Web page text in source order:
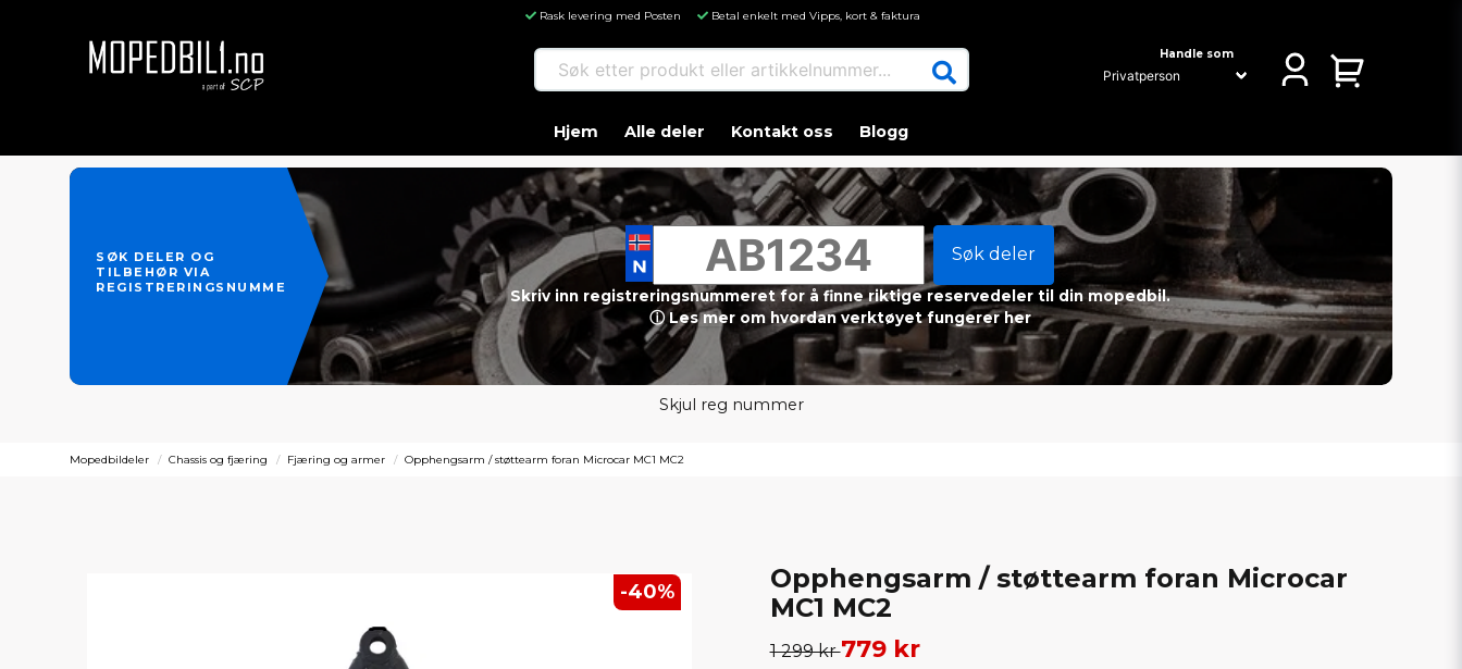
Rask levering med Posten Betal enkelt med Vipps, kort & faktura
Søk etter produkt eller artikkelnummer... Handle som
Hjem Alle deler Kontakt oss Blogg
SØK DELER OG
TILBEHØR VIA
REGISTRERINGSNUMMER
Søk deler
Skriv inn registreringsnummeret for å finne riktige reservedeler til din mopedbil.
ⓘ Les mer om hvordan verktøyet fungerer her
Skjul reg nummer
Mopedbildeler Chassis og fjæring Fjæring og armer Opphengsarm / støttearm foran Microcar MC1 MC2
-40%
Opphengsarm / støttearm foran Microcar
MC1 MC2
1 299 kr779 kr